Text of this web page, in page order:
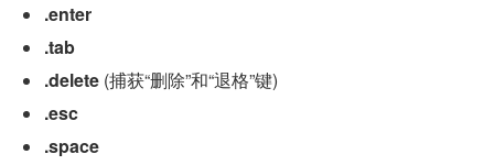
.enter
.tab
.delete (捕获“删除”和“退格”键)
.esc
.space